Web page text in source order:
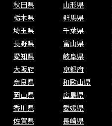
秋田県
山形県
栃木県
群馬県
埼玉県
千葉県
長野県
富山県
愛知県
岐阜県
大阪府
京都府
奈良県
和歌山県
岡山県
広島県
香川県
愛媛県
佐賀県
長崎県